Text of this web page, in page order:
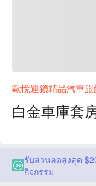
歐悅連鎖精品汽車
白金車庫套
รับส่วนลดสูงสุด
กิจกรรม